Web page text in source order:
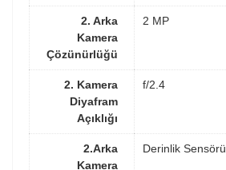
2. Arka
Kamera
Çözünürlüğü
2 MP
2. Kamera
Diyafram
Açıklığı
f/2.4
2.Arka
Kamera
Derinlik Sensörü